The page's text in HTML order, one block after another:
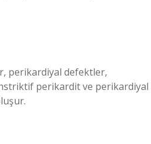
perikardiyal defektler,
perikardit ve perikardiyal